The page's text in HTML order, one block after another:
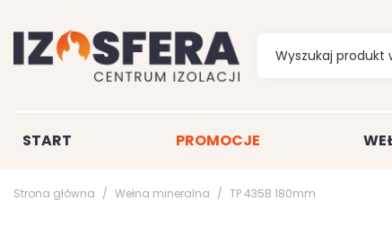
START PROMOCJE
Strona główna Wełna mineralna TP 435B 180mm